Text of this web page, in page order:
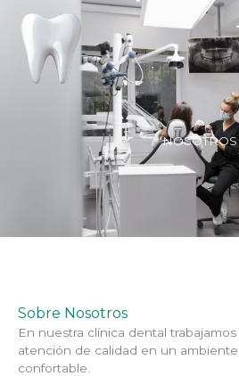
contenido
NOSOTROS
Sobre Nosotros
En nuestra clínica dental
atención de calidad en un
confortable.